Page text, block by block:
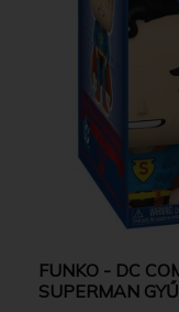
FUNKO - DC
SUPERMAN